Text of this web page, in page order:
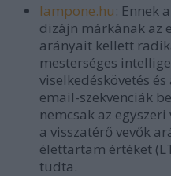
lampone.hu: Ennek
dizájn márkának az
arányait kellett
mesterséges
viselkedéskövetés
email-szekvenciák
nemcsak az
a visszatérő vevők
élettartam értéket
tudta.